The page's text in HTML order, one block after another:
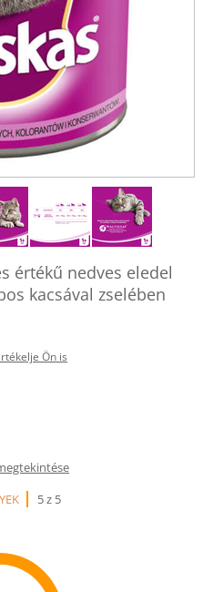
értékű nedves eledel
kacsával zselében
Ön is
5 z 5